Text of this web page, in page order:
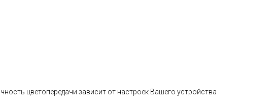
цветопередачи зависит от настроек Вашего устройства